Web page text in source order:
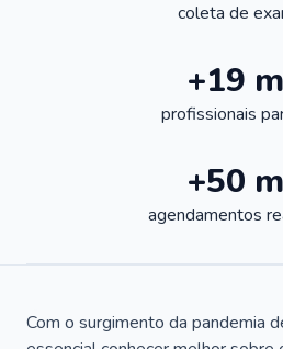
coleta de
+19
profissionais
+50
agendamentos
Com o surgimento da pandemia